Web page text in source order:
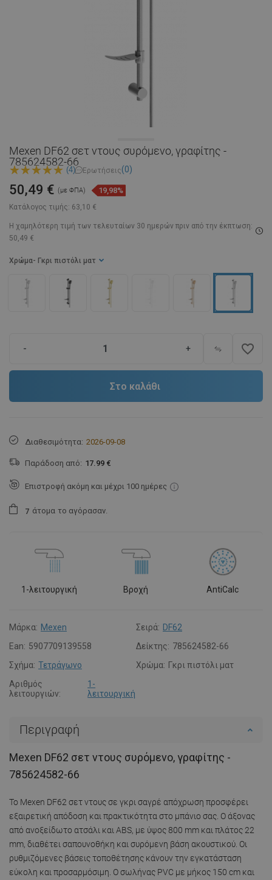
Mexen DF62 σετ ντους συρόμενο, γραφίτης -
785624582-66
(4) Ερωτήσεις(0)
Κατάλογος τιμής: 63,10 €
50,49 € (με ΦΠΑ) 19,98%
Η χαμηλότερη τιμή των τελευταίων 30 ημερών πριν από την έκπτωση:
50,49 €
Χρώμα - Γκρι πιστόλι ματ
- + favorite_border
Στο καλάθι
Διαθεσιμότητα: 2026-09-08
Παράδοση από: 17.99 €
Επιστροφή ακόμη και μέχρι 100 ημέρες
7 άτομα το αγόρασαν.
1-λειτουργική Βροχή AntiCalc
Μάρκα: Mexen Σειρά: DF62
Ean: 5907709139558 Δείκτης: 785624582-66
Σχήμα: Τετράγωνο Χρώμα: Γκρι πιστόλι ματ
Αριθμός
λειτουργιών:
1-
λειτουργική
Περιγραφή
Mexen DF62 σετ ντους συρόμενο, γραφίτης -
785624582-66
Το Mexen DF62 σετ ντους σε γκρι σαγρέ απόχρωση προσφέρει
εξαιρετική απόδοση και πρακτικότητα στο μπάνιο σας. Ο άξονας
από ανοξείδωτο ατσάλι και ABS, με ύψος 800 mm και πλάτος 22
mm, διαθέτει σαπουνοθήκη και συρόμενη βάση ακουστικού. Οι
ρυθμιζόμενες βάσεις τοποθέτησης κάνουν την εγκατάσταση
εύκολη και προσαρμόσιμη. Ο σωλήνας PVC με μήκος 150 cm και